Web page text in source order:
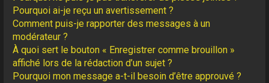
Pourquoi ai-je reçu un avertissement ?
Comment puis-je rapporter des messages à un
modérateur ?
À quoi sert le bouton « Enregistrer comme brouillon »
affiché lors de la rédaction d’un sujet ?
Pourquoi mon message a-t-il besoin d’être approuvé ?